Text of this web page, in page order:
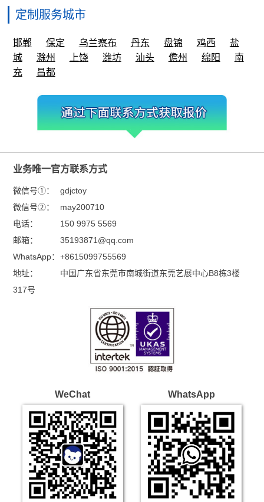
定制服务城市
邯郸 保定 乌兰察布 丹东 盘锦 鸡西
盐
城
滁州 上饶 潍坊 汕头 儋州 绵阳
南
充
昌都
业务唯一官方联系方式
微信号①：
gdjctoy
微信号②：
may200710
电话：
150 9975 5569
邮箱：
35193871@qq.com
WhatsApp： +8615099755569
地址：
中国广东省东莞市南城街道东莞艺展中心B8栋3楼
317号
WeChat WhatsApp